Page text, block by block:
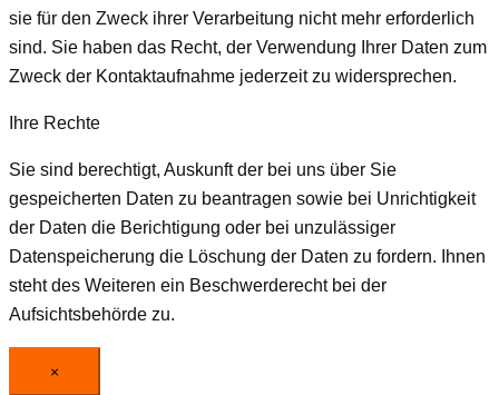
sie für den Zweck ihrer Verarbeitung nicht mehr erforderlich
sind. Sie haben das Recht, der Verwendung Ihrer Daten zum
Zweck der Kontaktaufnahme jederzeit zu widersprechen.
Ihre Rechte
Sie sind berechtigt, Auskunft der bei uns über Sie
gespeicherten Daten zu beantragen sowie bei Unrichtigkeit
der Daten die Berichtigung oder bei unzulässiger
Datenspeicherung die Löschung der Daten zu fordern. Ihnen
steht des Weiteren ein Beschwerderecht bei der
Aufsichtsbehörde zu.
×